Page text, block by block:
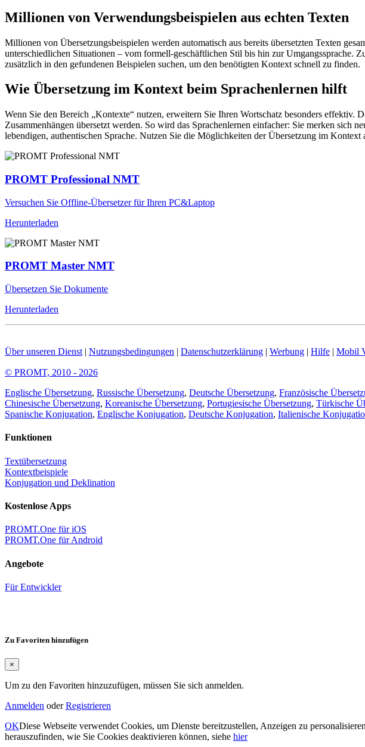
Millionen von Verwendungsbeispielen aus echten Texten
Millionen von Übersetzungsbeispielen werden automatisch aus bereits übersetzten Texten
unterschiedlichen Situationen – vom formell-geschäftlichen Stil bis hin zur Umgangssprache.
zusätzlich in den gefundenen Beispielen suchen, um den benötigten Kontext schnell zu finden.
Wie Übersetzung im Kontext beim Sprachenlernen hilft
Wenn Sie den Bereich „Kontexte“ nutzen, erweitern Sie Ihren Wortschatz besonders
Zusammenhängen übersetzt werden. So wird das Sprachenlernen einfacher: Sie merken sich
lebendigen, authentischen Sprache. Nutzen Sie die Möglichkeiten der Übersetzung im
PROMT Professional NMT
Versuchen Sie Offline-Übersetzer für Ihren PC&Laptop
Herunterladen
PROMT Master NMT
Übersetzen Sie Dokumente
Herunterladen
Über unseren Dienst | Nutzungsbedingungen | Datenschutzerklärung | Werbung | Hilfe | Mobil
© PROMT, 2010 - 2026
Englische Übersetzung, Russische Übersetzung, Deutsche Übersetzung, Französische
Chinesische Übersetzung, Koreanische Übersetzung, Portugiesische Übersetzung, Türkische
Spanische Konjugation, Englische Konjugation, Deutsche Konjugation, Italienische
Funktionen
Textübersetzung
Kontextbeispiele
Konjugation und Deklination
Kostenlose Apps
PROMT.One für iOS
PROMT.One für Android
Angebote
Für Entwickler
Zu Favoriten hinzufügen
×
Um zu den Favoriten hinzuzufügen, müssen Sie sich anmelden.
Anmelden oderRegistrieren
OKDiese Webseite verwendet Cookies, um Dienste bereitzustellen, Anzeigen zu
herauszufinden, wie Sie Cookies deaktivieren können, siehe hier